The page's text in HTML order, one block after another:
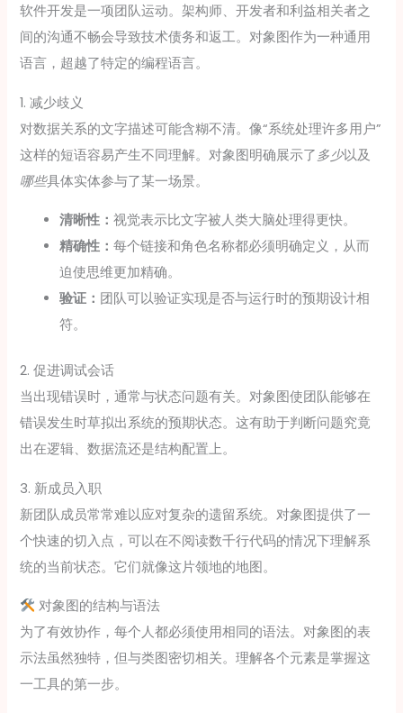
软件开发是一项团队运动。架构师、开发者和利益相关者之
间的沟通不畅会导致技术债务和返工。对象图作为一种通用
语言，超越了特定的编程语言。
1. 减少歧义
对数据关系的文字描述可能含糊不清。像“系统处理许多用户”
这样的短语容易产生不同理解。对象图明确展示了 多少以及
哪些具体实体参与了某一场景。
清晰性：视觉表示比文字被人类大脑处理得更快。
精确性：每个链接和角色名称都必须明确定义，从而
迫使思维更加精确。
验证： 团队可以验证实现是否与运行时的预期设计相
符。
2. 促进调试会话
当出现错误时，通常与状态问题有关。对象图使团队能够在
错误发生时草拟出系统的预期状态。这有助于判断问题究竟
出在逻辑、数据流还是结构配置上。
3. 新成员入职
新团队成员常常难以应对复杂的遗留系统。对象图提供了一
个快速的切入点，可以在不阅读数千行代码的情况下理解系
统的当前状态。它们就像这片领地的地图。
对象图的结构与语法
为了有效协作，每个人都必须使用相同的语法。对象图的表
示法虽然独特，但与类图密切相关。理解各个元素是掌握这
一工具的第一步。